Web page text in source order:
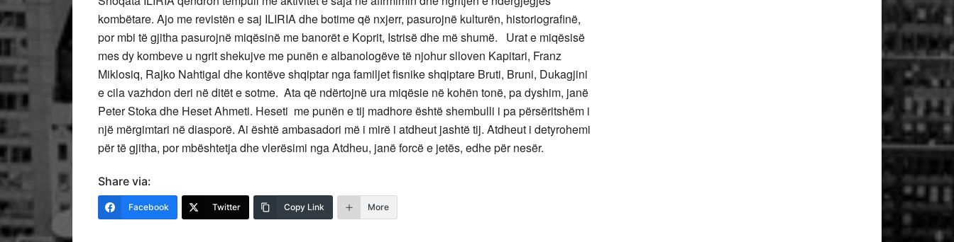
kombëtare. Ajo me revistën e saj ILIRIA dhe botime që nxjerr, pasurojnë kulturën, historiografinë,
por mbi të gjitha pasurojnë miqësinë me banorët e Koprit, Istrisë dhe më shumë. Urat e miqësisë
mes dy kombeve u ngrit shekujve me punën e albanologëve të njohur slloven Kapitari, Franz
Miklosiq, Rajko Nahtigal dhe kontëve shqiptar nga familjet fisnike shqiptare Bruti, Bruni, Dukagjini
e cila vazhdon deri në ditët e sotme. Ata që ndërtojnë ura miqësie në kohën tonë, pa dyshim, janë
Peter Stoka dhe Heset Ahmeti. Heseti me punën e tij madhore është shembulli i pa përsëritshëm i
një mërgimtari në diasporë. Ai është ambasadori më i mirë i atdheut jashtë tij. Atdheut i detyrohemi
për të gjitha, por mbështetja dhe vlerësimi nga Atdheu, janë forcë e jetës, edhe për nesër.
Share via:
Facebook Twitter Copy Link More